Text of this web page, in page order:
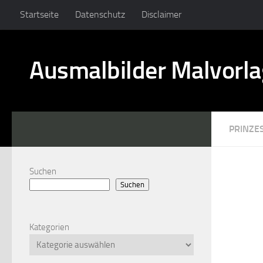
Startseite Datenschutz Disclaimer
Ausmalbilder
Suchen
Suchen
Kategorien